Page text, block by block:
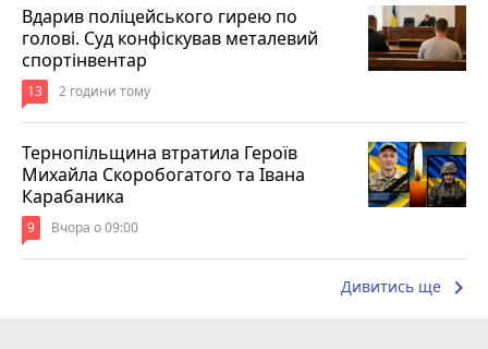
Вдарив поліцейського гирею по
голові. Суд конфіскував металевий
спортінвентар
13 2 години тому
Тернопільщина втратила Героїв
Михайла Скоробогатого та Івана
Карабаника
9 Вчора о 09:00
Дивитись ще keyboard_arrow_right